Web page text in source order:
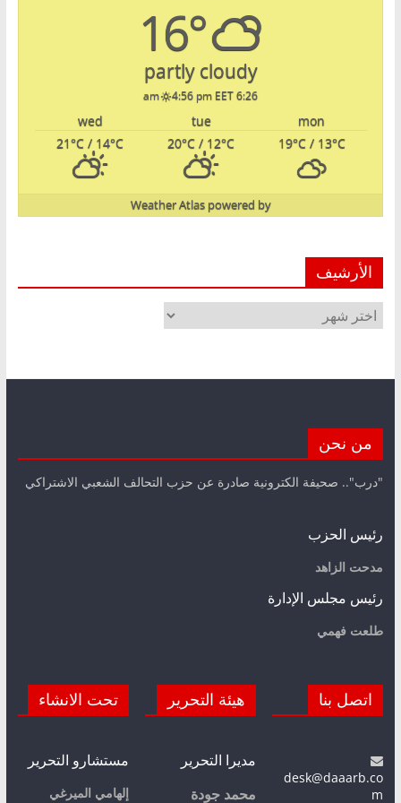
16°
partly cloudy
6:26 am
4:56 pm EET
mon
tue
wed
19°C/ 13°C
20°C / 12°C
21°C / 14°C
powered by
Weather Atlas
الأرشيف
الأرشيف
من نحن
"درب".. صحيفة الكترونية صادرة عن حزب التحالف الشعبي الاشتراكي
رئيس الحزب
مدحت الزاهد
رئيس مجلس الإدارة
طلعت فهمي
اتصل بنا
desk@daaarb.co
m
هيئة التحرير
مديرا التحرير
محمد جودة
تحت الانشاء
مستشارو التحرير
إلهامي الميرغي